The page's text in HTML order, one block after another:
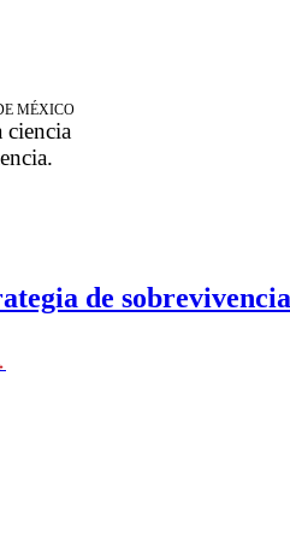
MÉXICO
ciencia
de sobrevivencia